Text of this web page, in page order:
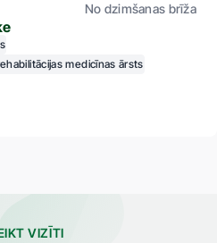
No dzimšanas brīža
medicīnas ārsts
VIZĪTI